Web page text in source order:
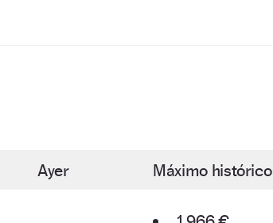
Ayer Máximo histórico